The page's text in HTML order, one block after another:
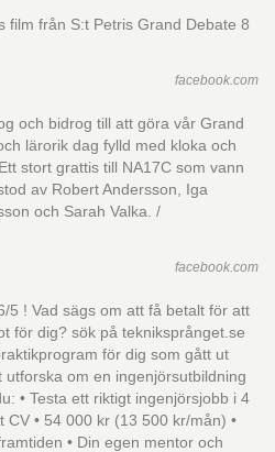
film från S:t Petris Grand Debate 8
facebook.com
och bidrog till att göra vår Grand
lärorik dag fylld med kloka och
stort grattis till NA17C som vann
av Robert Andersson, Iga
och Sarah Valka. /
facebook.com
5 ! Vad sägs om att få betalt för att
för dig? sök på tekniksprånget.se
för dig som gått ut
om en ingenjörsutbildning
• Testa ett riktigt ingenjörsjobb i 4
CV • 54 000 kr (13 500 kr/mån) •
• Din egen mentor och